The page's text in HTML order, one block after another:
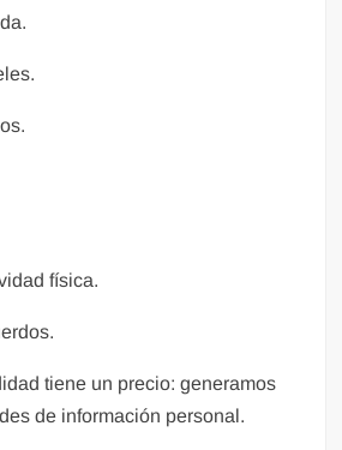
física.
tiene un precio: generamos
de información personal.